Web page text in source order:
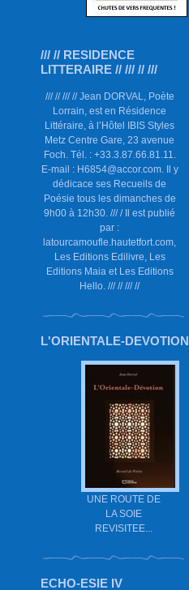
/// // RESIDENCE
LITTERAIRE // /// // ///
/// // /// // Jean DORVAL, Poète
Lorrain, est en Résidence
Littéraire, à l’Hôtel IBIS Styles
Metz Centre Gare, 23 avenue
Foch. Tél. : +33.3.87.66.81.11.
E-mail : H6854@accor.com. Il y
dédicace ses Recueils de
Poésie tous les dimanches de
9h00 à 12h30. /// / Il est publié
par :
latourcamoufle.hautetfort.com,
Les Editions Edilivre, Les
Editions Maia et Les Editions
Hello. /// // /// //
L'ORIENTALE-DEVOTION
UNE ROUTE DE
LA SOIE
REVISITEE...
ECHO-ESIE IV